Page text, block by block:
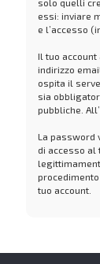
solo quelli
essi: inviare
e l’accesso
Il tuo account
indirizzo
ospita il
sia
pubbliche.
La password
di accesso al
tuo account.